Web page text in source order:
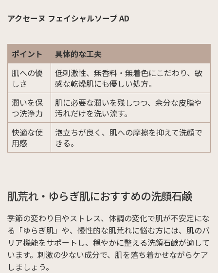
アクセーヌ フェイシャルソープ AD
ポイント
具体的な工夫
肌への優
しさ
低刺激性、無香料・無着色にこだわり、敏
感な乾燥肌にも優しい処方。
潤いを保
つ洗浄力
肌に必要な潤いを残しつつ、余分な皮脂や
汚れだけを洗い流す。
快適な使
用感
泡立ちが良く、肌への摩擦を抑えて洗顔で
きる。
肌荒れ・ゆらぎ肌におすすめの洗顔石鹸
季節の変わり目やストレス、体調の変化で肌が不安定にな
る「ゆらぎ肌」や、慢性的な肌荒れに悩む方には、肌のバ
リア機能をサポートし、穏やかに整える洗顔石鹸が適して
います。刺激の少ない成分で、肌を落ち着かせながらケア
しましょう。